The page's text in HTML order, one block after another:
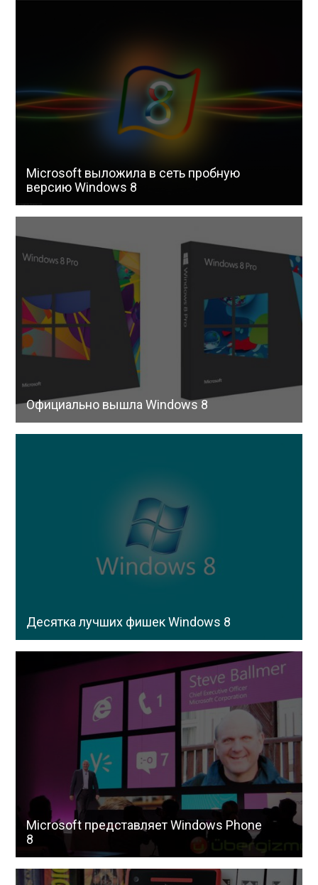
Microsoft выложила в сеть пробную
версию Windows 8
Официально вышла Windows 8
Десятка лучших фишек Windows 8
Microsoft представляет Windows Phone
8